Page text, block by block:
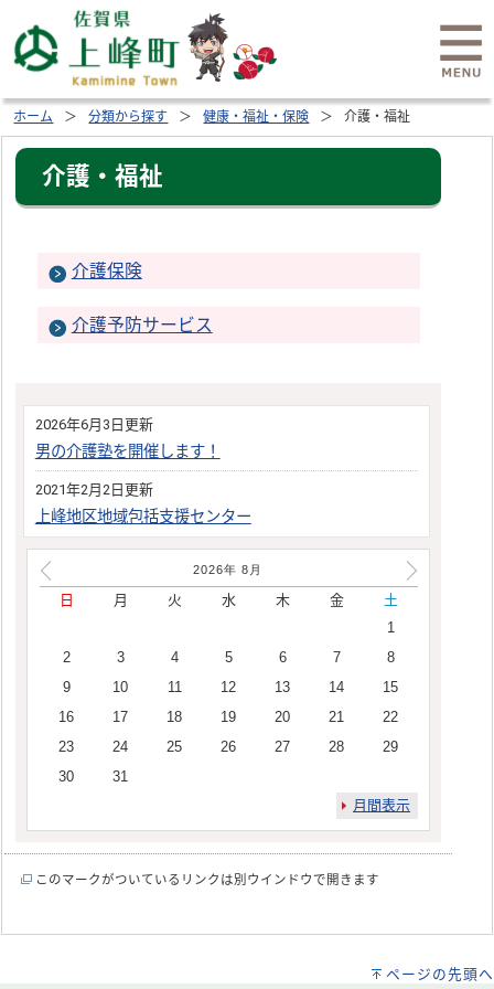
ホーム 分類から探す 健康・福祉・保険 介護・福祉
介護・福祉
介護保険
介護予防サービス
2026年6月3日更新
男の介護塾を開催します！
2021年2月2日更新
上峰地区地域包括支援センター
2026年 8 月
日 月 火 水 木 金
土
1
2
3 4 5 6 7
8
9
10 11 12 13 14
15
16
17 18 19 20 21
22
23
24 25 26 27 28
29
30
31
月間表示
このマークがついているリンクは別ウインドウで開きます
ページの先頭へ